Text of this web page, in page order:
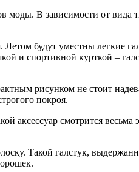
моды. В зависимости от вида
будут уместны легкие
и спортивной курткой –
рисунком не стоит
покроя.
аксессуар смотрится весьма
Такой галстук,